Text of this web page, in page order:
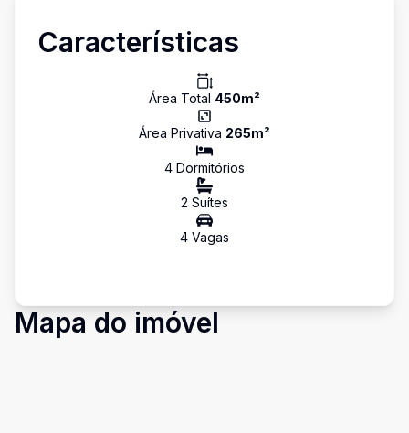
Características
Área Total 450m²
Área Privativa 265m²
4 Dormitórios
2 Suítes
4 Vagas
Mapa do imóvel